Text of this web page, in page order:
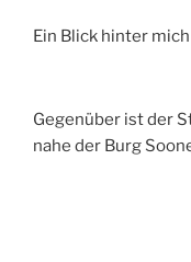
Ein Blick hinter
Gegenüber ist der
nahe der Burg